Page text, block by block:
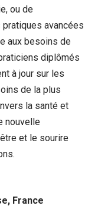
ou de
pratiques avancées
aux besoins de
diplômés
à jour sur les
de la plus
la santé et
nouvelle
et le sourire
France